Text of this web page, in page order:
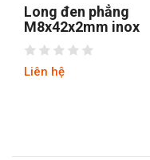
Long đen phẳng
M8x42x2mm inox
Liên hệ